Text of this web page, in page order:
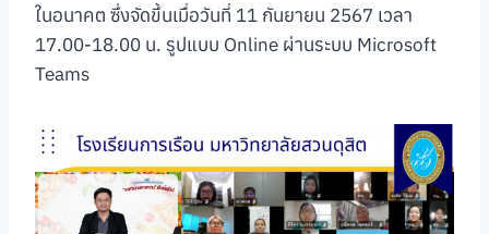
ในอนาคต ซึ่งจัดขึ้นเมื่อวันที่ 11 กันยายน 2567 เวลา
17.00-18.00 น. รูปแบบ Online ผ่านระบบ Microsoft
Teams